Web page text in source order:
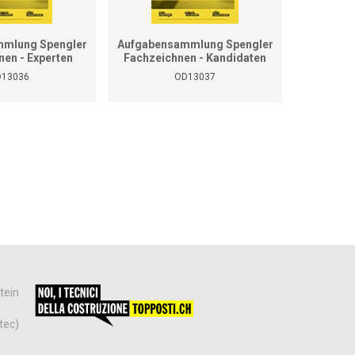
Spengler
- Experten
Aufgabensammlung Spengler
Fachzeichnen - Kandidaten
OD13037